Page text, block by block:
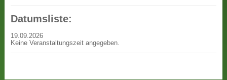
Datumsliste:
19.09.2026
Keine Veranstaltungszeit angegeben.